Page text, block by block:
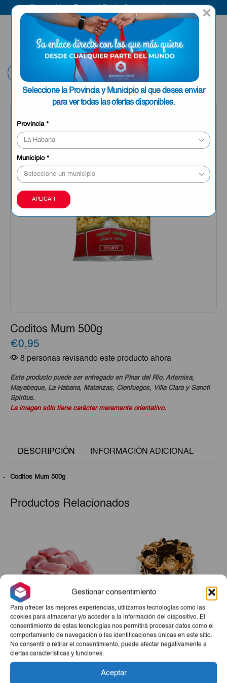
Gestionar consentimiento
Para ofrecer las mejores experiencias, utilizamos tecnologías como las
cookies para almacenar y/o acceder a la información del dispositivo. El
consentimiento de estas tecnologías nos permitirá procesar datos como el
comportamiento de navegación o las identificaciones únicas en este sitio.
No consentir o retirar el consentimiento, puede afectar negativamente a
ciertas características y funciones.
Aceptar
×
Seleccione la Provincia y Municipio al que desea enviar
para ver todas las ofertas disponibles.
Provincia*
Municipio*
APLICAR
ENVIAR A LA
HABANA
Coditos Mum 500g
€0,95
8 personas revisando este producto ahora
Este producto puede ser entregado en Pinar del Río, Artemisa,
Mayabeque, La Habana, Matanzas, Cienfuegos, Villa Clara y Sancti
Spíritus.
La imagen sólo tiene carácter meramente orientativo.
DESCRIPCIÓN INFORMACIÓN ADICIONAL
Coditos Mum 500g
Productos Relacionados
Carne De Cerdo Troceada
3Lb
€8,60
Tarta Sensación